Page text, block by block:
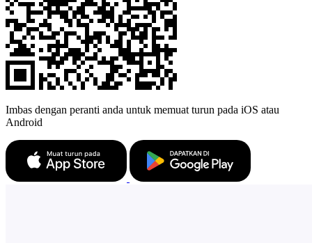
Imbas dengan peranti anda untuk memuat turun pada iOS atau
Android